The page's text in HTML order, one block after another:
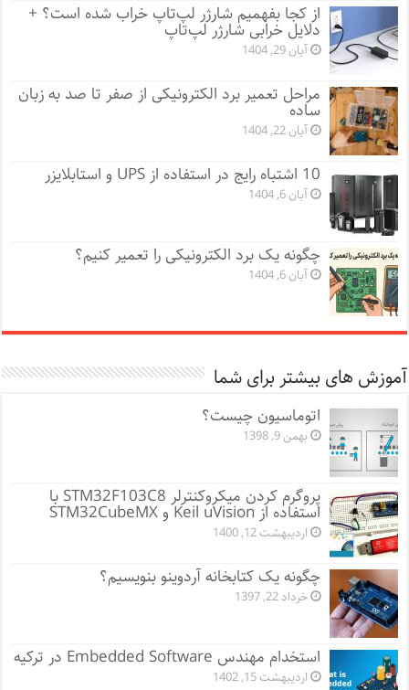
از کجا بفهمیم شارژر لپ‌تاپ خراب شده است؟ +
دلایل خرابی شارژر لپ‌تاپ
آبان 29, 1404
مراحل تعمیر برد الکترونیکی از صفر تا صد به زبان
ساده
آبان 22, 1404
10 اشتباه رایج در استفاده از UPS و استابلایزر
آبان 6, 1404
چگونه یک برد الکترونیکی را تعمیر کنیم؟
آبان 6, 1404
آموزش های بیشتر برای شما
اتوماسیون چیست؟
بهمن 9, 1398
پروگرم کردن میکروکنترلر STM32F103C8 با
استفاده از Keil uVision و STM32CubeMX
اردیبهشت 12, 1400
چگونه یک کتابخانه آردوینو بنویسیم؟
خرداد 22, 1397
استخدام مهندس Embedded Software در ترکیه
اردیبهشت 15, 1402